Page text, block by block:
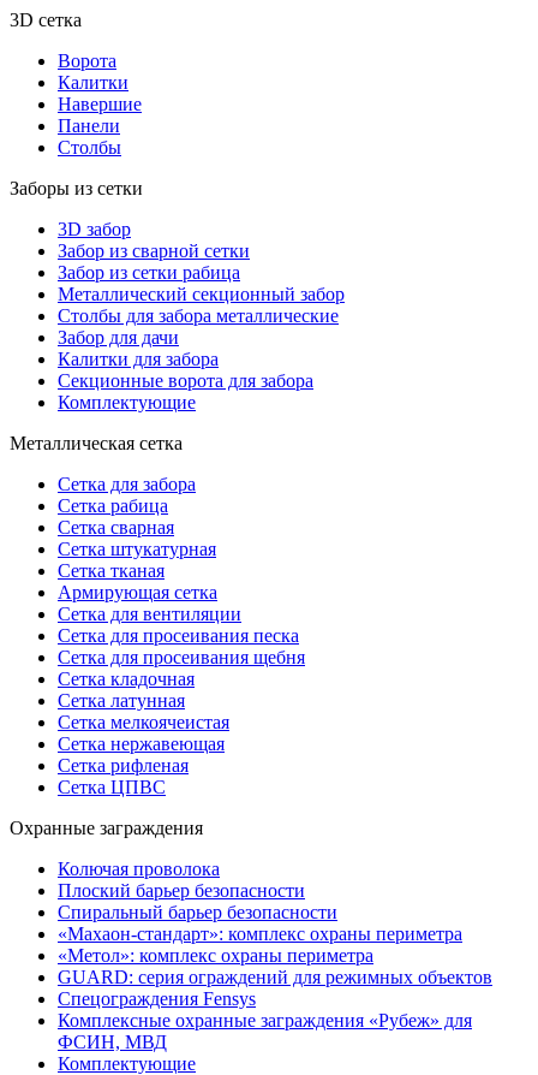
3D сетка
Ворота
Калитки
Навершие
Панели
Столбы
Заборы из сетки
3D забор
Забор из сварной сетки
Забор из сетки рабица
Металлический секционный забор
Столбы для забора металлические
Забор для дачи
Калитки для забора
Секционные ворота для забора
Комплектующие
Металлическая сетка
Сетка для забора
Сетка рабица
Сетка сварная
Сетка штукатурная
Сетка тканая
Армирующая сетка
Сетка для вентиляции
Сетка для просеивания песка
Сетка для просеивания щебня
Сетка кладочная
Сетка латунная
Сетка мелкоячеистая
Сетка нержавеющая
Сетка рифленая
Сетка ЦПВС
Охранные заграждения
Колючая проволока
Плоский барьер безопасности
Спиральный барьер безопасности
«Махаон-стандарт»: комплекс охраны периметра
«Метол»: комплекс охраны периметра
GUARD: серия ограждений для режимных объектов
Спецограждения Fensys
Комплексные охранные заграждения «Рубеж» для
ФСИН, МВД
Комплектующие